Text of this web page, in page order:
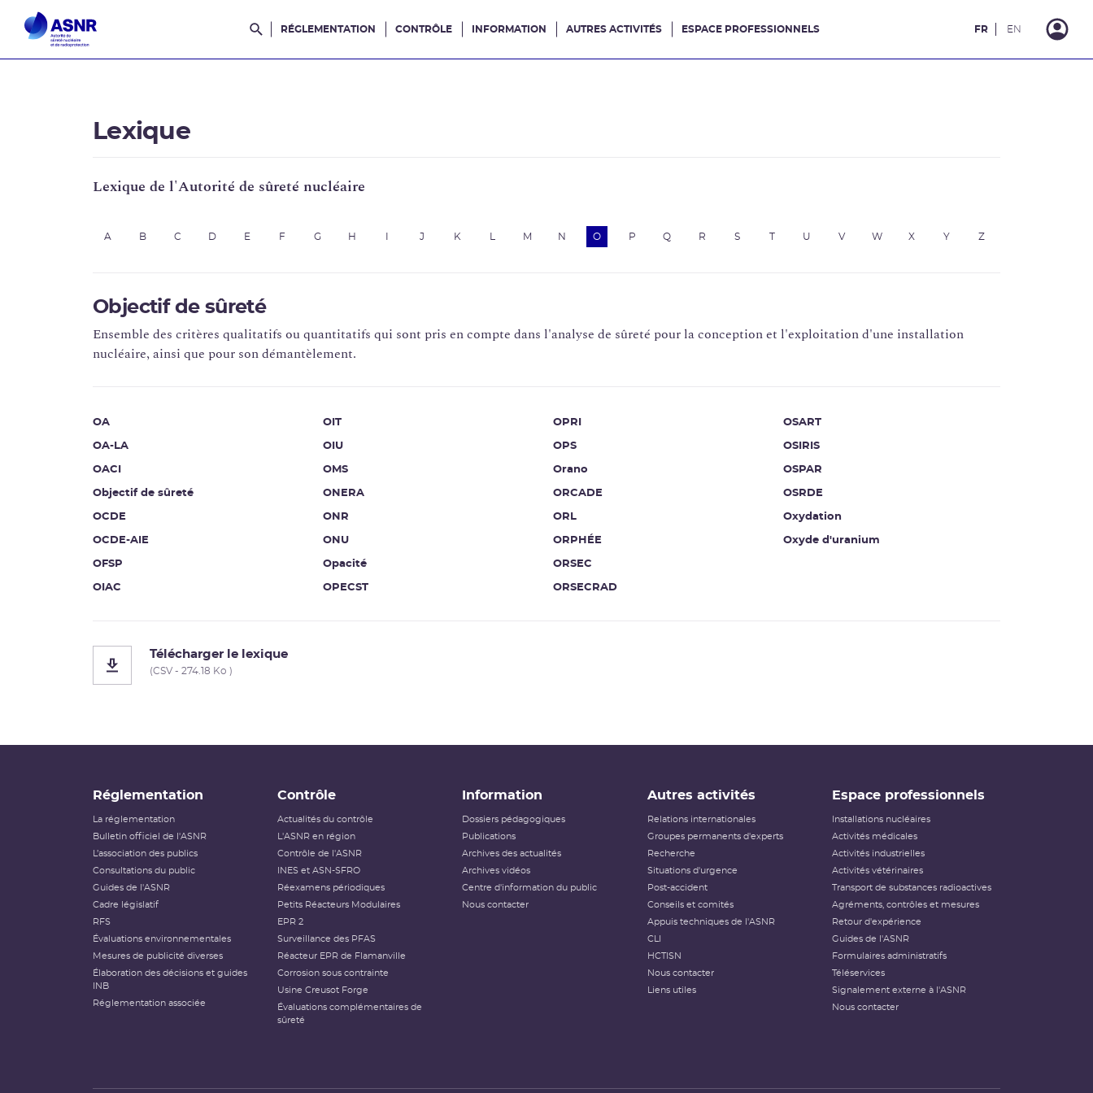
Rechercher dans le site
RÉGLEMENTATION CONTRÔLE INFORMATION AUTRES ACTIVITÉS ESPACE PROFESSIONNELS FR EN
Lexique
Lexique de l'Autorité de sûreté nucléaire
A B C D E F G H J K M N O P Q R S T U V W X Y Z
Objectif de sûreté
Ensemble des critères qualitatifs ou quantitatifs qui sont pris en compte dans l'analyse de sûreté pour la conception et l'exploitation d'une installation
nucléaire, ainsi que pour son démantèlement.
OA
OA-LA
OACI
Objectif de sûreté
OCDE
OCDE-AIE
OFSP
OIAC
OIT
OIU
OMS
ONERA
ONR
ONU
Opacité
OPECST
OPRI
OPS
Orano
ORCADE
ORL
ORPHÉE
ORSEC
ORSECRAD
OSART
OSIRIS
OSPAR
OSRDE
Oxydation
Oxyde d'uranium
Télécharger le lexique
(CSV - 274.18 Ko )
Réglementation
La réglementation
Bulletin officiel de l'ASNR
L’association des publics
Consultations du public
Guides de l'ASNR
Cadre législatif
RFS
Évaluations environnementales
Mesures de publicité diverses
Élaboration des décisions et guides
INB
Réglementation associée
Contrôle
Actualités du contrôle
L'ASNR en région
Contrôle de l'ASNR
INES et ASN-SFRO
Réexamens périodiques
Petits Réacteurs Modulaires
EPR 2
Surveillance des PFAS
Réacteur EPR de Flamanville
Corrosion sous contrainte
Usine Creusot Forge
Évaluations complémentaires de
sûreté
Information
Dossiers pédagogiques
Publications
Archives des actualités
Archives vidéos
Centre d'information du public
Nous contacter
Autres activités
Relations internationales
Groupes permanents d'experts
Recherche
Situations d'urgence
Post-accident
Conseils et comités
Appuis techniques de l'ASNR
CLI
HCTISN
Nous contacter
Liens utiles
Espace professionnels
Installations nucléaires
Activités médicales
Activités industrielles
Activités vétérinaires
Transport de substances radioactives
Agréments, contrôles et mesures
Retour d'expérience
Guides de l'ASNR
Formulaires administratifs
Téléservices
Signalement externe à l'ASNR
Nous contacter